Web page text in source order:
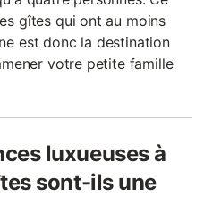
gîtes qui ont au moins
est donc la destination
votre petite famille
luxueuses à
sont-ils une